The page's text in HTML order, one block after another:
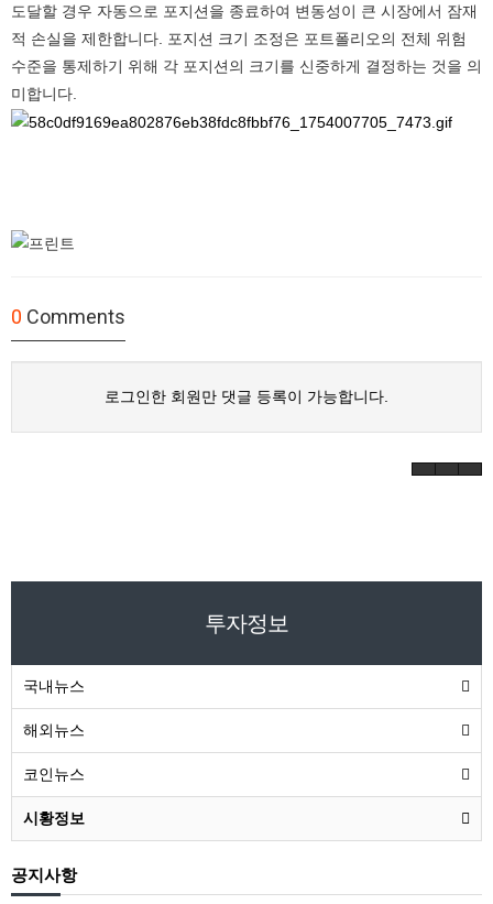
도달할 경우 자동으로 포지션을 종료하여 변동성이 큰 시장에서 잠재
적 손실을 제한합니다. 포지션 크기 조정은 포트폴리오의 전체 위험
수준을 통제하기 위해 각 포지션의 크기를 신중하게 결정하는 것을 의
미합니다.
0 Comments
로그인한 회원만 댓글 등록이 가능합니다.
투자정보
국내뉴스
해외뉴스
코인뉴스
시황정보
공지사항